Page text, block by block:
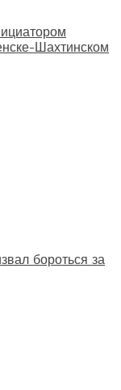
Шахтинском
бороться за